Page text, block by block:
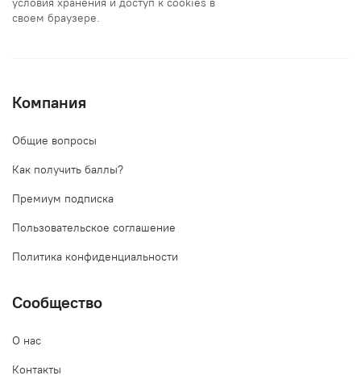
своем браузере.
Компания
Общие вопросы
Как получить баллы?
Премиум подписка
Пользовательское соглашение
Политика конфиденциальности
Сообщество
О нас
Контакты